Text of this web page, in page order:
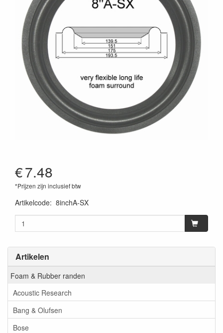
Artikelen
Foam & Rubber randen
Acoustic Research
Bang & Olufsen
Bose
€7.48
*Prijzen zijn inclusief btw
Artikelcode: 8inchA-SX